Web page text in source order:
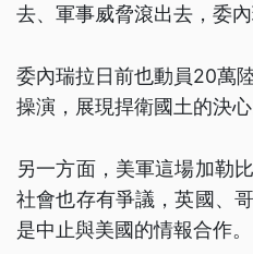
去、軍事威脅滾出去，委
委內瑞拉日前也動員20萬
操演，展現捍衛國土的決心
另一方面，美軍這場加勒
社會也存有爭議，英國、
是中止與美國的情報合作。